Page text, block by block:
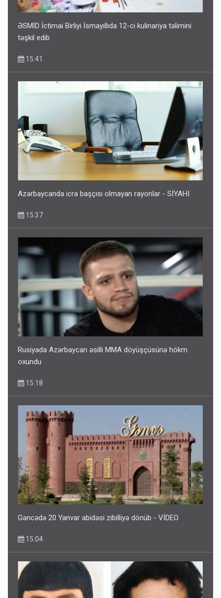
ƏSMİD İctimai Birliyi İsmayıllıda 12-ci kulinariya təlimini
təşkil edib
15:41
Azərbaycanda icra başçısı olmayan rayonlar - SİYAHI
15:37
Rusiyada Azərbaycan əsilli MMA döyüşçüsünə hökm
oxundu
15:18
Gəncədə 20 Yanvar abidəsi zibilliyə dönüb - VİDEO
15:04